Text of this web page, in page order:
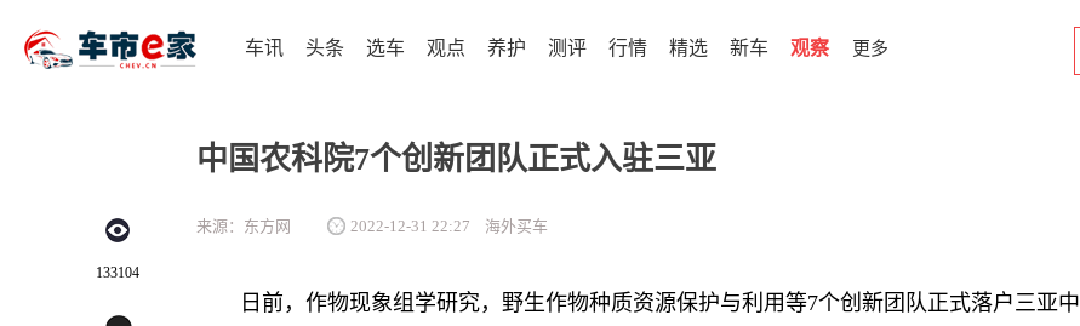
车讯 头条 选车 观点 养护 测评 行情 精选 新车 观察 更多
133104
中国农科院7个创新团队正式入驻三亚
来源：东方网 2022-12-31 22:27 海外买车
日前，作物现象组学研究，野生作物种质资源保护与利用等7个创新团队正式落户三亚中